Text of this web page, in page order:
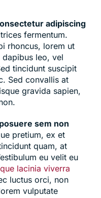
adipiscing
fermentum.
rhoncus, lorem ut
leo, vel
tincidunt suscipit
Sed convallis at
gravida sapien,
sem non
pretium, ex et
quam, at
eu velit eu
lacinia viverra
luctus orci, non
vulputate